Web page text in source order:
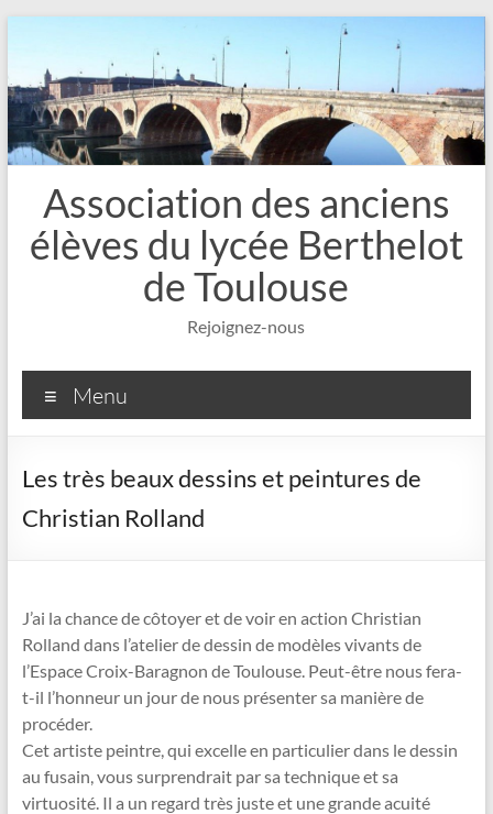
contenu
Association des anciens
élèves du lycée Berthelot
de Toulouse
Rejoignez-nous
Menu
Les très beaux dessins et peintures de
Christian Rolland
J’ai la chance de côtoyer et de voir en action Christian
Rolland dans l’atelier de dessin de modèles vivants de
l’Espace Croix-Baragnon de Toulouse. Peut-être nous fera-
t-il l’honneur un jour de nous présenter sa manière de
procéder.
Cet artiste peintre, qui excelle en particulier dans le dessin
au fusain, vous surprendrait par sa technique et sa
virtuosité. Il a un regard très juste et une grande acuité